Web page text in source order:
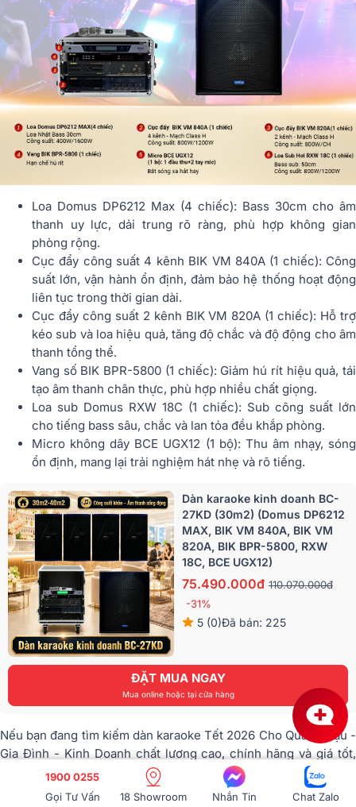
Loa Domus DP6212 Max (4 chiếc): Bass 30cm cho âm
thanh uy lực, dải trung rõ ràng, phù hợp không gian
phòng rộng.
Cục đẩy công suất 4 kênh BIK VM 840A (1 chiếc): Công
suất lớn, vận hành ổn định, đảm bảo hệ thống hoạt động
liên tục trong thời gian dài.
Cục đẩy công suất 2 kênh BIK VM 820A (1 chiếc): Hỗ trợ
kéo sub và loa hiệu quả, tăng độ chắc và độ động cho âm
thanh tổng thể.
Vang số BIK BPR-5800 (1 chiếc): Giảm hú rít hiệu quả, tái
tạo âm thanh chân thực, phù hợp nhiều chất giọng.
Loa sub Domus RXW 18C (1 chiếc): Sub công suất lớn
cho tiếng bass sâu, chắc và lan tỏa đều khắp phòng.
Micro không dây BCE UGX12 (1 bộ): Thu âm nhạy, sóng
ổn định, mang lại trải nghiệm hát nhẹ và rõ tiếng.
Dàn karaoke kinh doanh BC-
27KD (30m2) (Domus DP6212
MAX, BIK VM 840A, BIK VM
820A, BIK BPR-5800, RXW
18C, BCE UGX12)
75.490.000đ 110.070.000đ
-31%
5 (0)Đã bán: 225
ĐẶT MUA NGAY
Mua online hoặc tại cửa hàng
Nếu bạn đang tìm kiếm dàn karaoke Tết 2026 Cho Quán Nhậu -
Gia Đình - Kinh Doanh chất lượng cao, chính hãng và giá tốt,
Bảo Châu Elec là địa chỉ uy tín hàng đầu để lựa chọn.
Với hệ thống showroom trên toàn quốc, Bảo Châu Elec cam kết
1900 0255
Gọi Tư Vấn
18 Showroom Nhắn Tin Chat Zalo